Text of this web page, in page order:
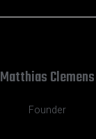
Matthias Clemens
Founder